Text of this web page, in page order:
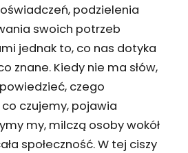
podzielenia
swoich potrzeb
jednak to, co nas dotyka
znane. Kiedy nie ma słów,
czego
czujemy, pojawia
my, milczą osoby wokół
społeczność. W tej ciszy